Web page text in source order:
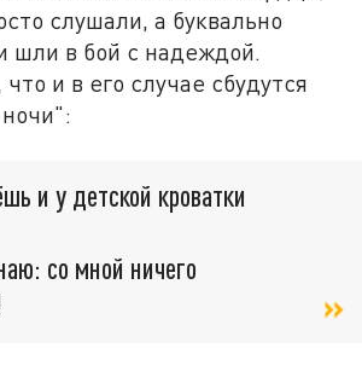
слушали, а буквально
шли в бой с надеждой.
и в его случае сбудутся
и у детской кроватки
со мной ничего